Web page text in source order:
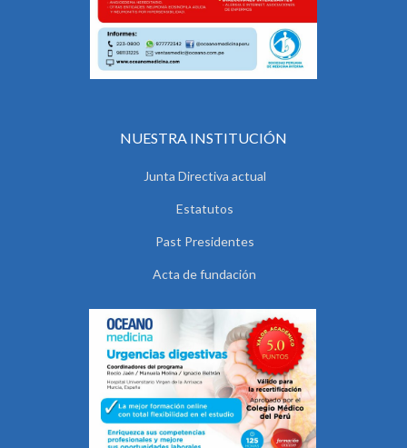
NUESTRA INSTITUCIÓN
Junta Directiva actual
Estatutos
Past Presidentes
Acta de fundación